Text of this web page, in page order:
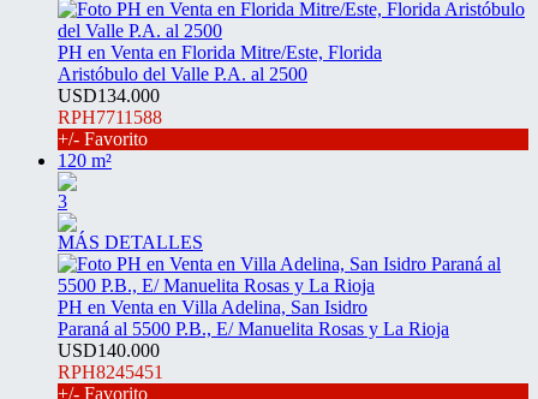
PH en Venta en Florida Mitre/Este, Florida
Aristóbulo del Valle P.A. al 2500
USD134.000
RPH7711588
+/- Favorito
120 m²
3
MÁS DETALLES
PH en Venta en Villa Adelina, San Isidro
Paraná al 5500 P.B., E/ Manuelita Rosas y La Rioja
USD140.000
RPH8245451
+/- Favorito